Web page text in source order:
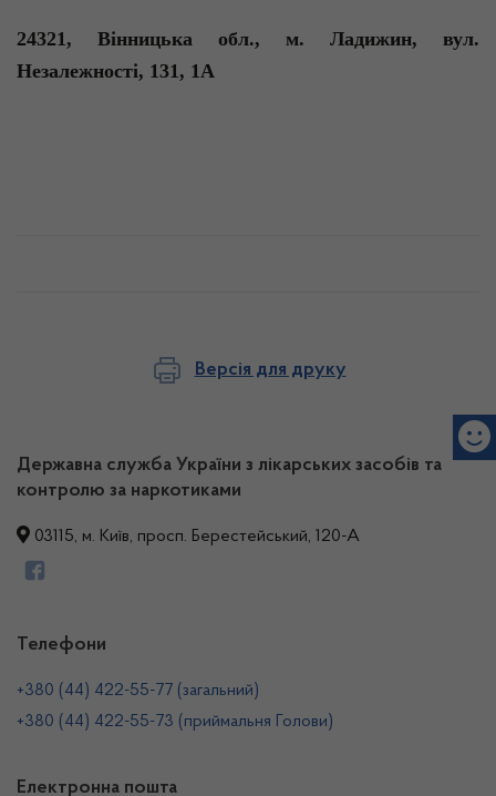
24321, Вінницька обл., м. Ладижин, вул.
Незалежності, 131, 1А
Версія для друку
Державна служба України з лікарських засобів та
контролю за наркотиками
03115, м. Київ, просп. Берестейський, 120-А
Телефони
+380 (44) 422-55-77 (загальний)
+380 (44) 422-55-73 (приймальня Голови)
Електронна пошта